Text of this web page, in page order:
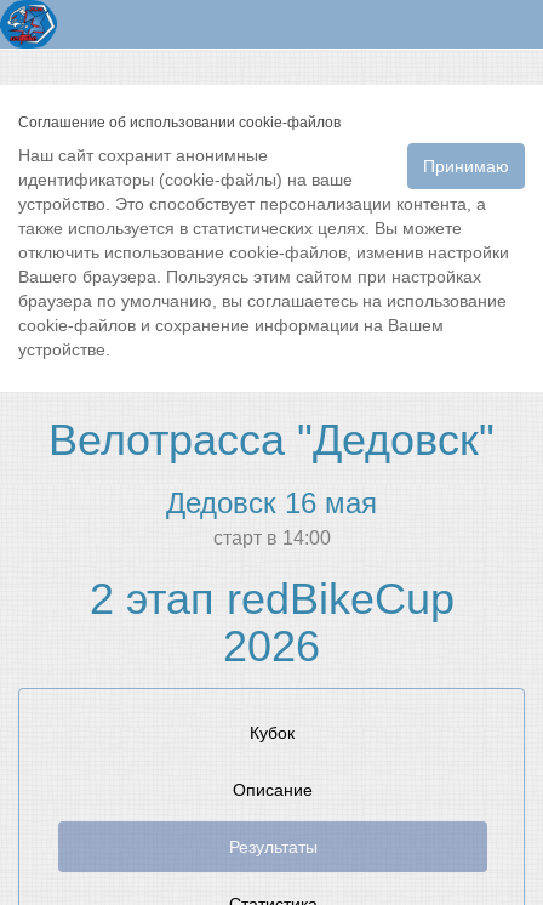
Соглашение об использовании cookie-файлов
Принимаю
Наш сайт сохранит анонимные
идентификаторы (cookie-файлы) на ваше
устройство. Это способствует персонализации контента, а
также используется в статистических целях. Вы можете
отключить использование cookie-файлов, изменив настройки
Вашего браузера. Пользуясь этим сайтом при настройках
браузера по умолчанию, вы соглашаетесь на использование
cookie-файлов и сохранение информации на Вашем
устройстве.
Велотрасса "Дедовск"
Дедовск 16 мая
cтарт в 14:00
2 этап redBikeCup
2026
Кубок
Описание
Результаты